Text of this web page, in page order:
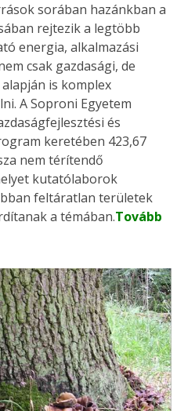
sorában hazánkban a
rejtezik a legtöbb
energia, alkalmazási
csak gazdasági, de
is komplex
A Soproni Egyetem
és
keretében 423,67
nem térítendő
kutatólaborok
feltáratlan területek
a témában.Tovább